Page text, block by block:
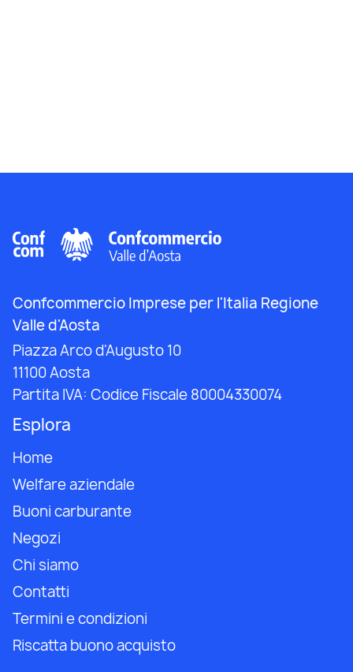
Confcommercio Imprese per l'Italia Regione
Valle d'Aosta
Piazza Arco d'Augusto 10
11100 Aosta
Partita IVA: Codice Fiscale 80004330074
Esplora
Home
Welfare aziendale
Buoni carburante
Negozi
Chi siamo
Contatti
Termini e condizioni
Riscatta buono acquisto